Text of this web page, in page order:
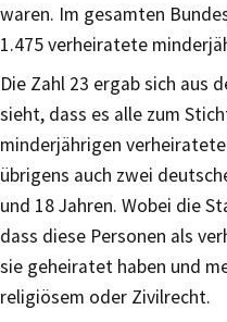
waren. Im gesamten
1.475 verheiratete
Die Zahl 23 ergab sich aus
sieht, dass es alle zum
minderjährigen
übrigens auch zwei
und 18 Jahren. Wobei die
dass diese Personen als
sie geheiratet haben und
religiösem oder Zivilrecht.